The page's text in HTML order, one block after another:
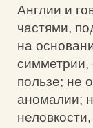
Англии и
частями,
на
симметрии,
пользе; не
аномалии;